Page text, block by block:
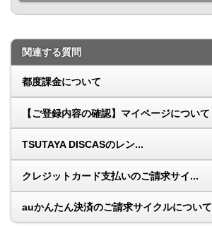
関連する質問
都度課金について
【ご登録内容の確認】マイページについて
TSUTAYA DISCASのレン...
クレジットカード支払いのご請求サイ...
auかんたん決済のご請求サイクルについて